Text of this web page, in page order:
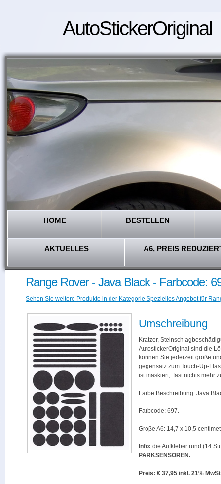
AutoStickerOriginal
HOME BESTELLEN
AKTUELLES A6, PREIS
Range Rover - Java Black - Farbcode:
Sehen Sie weitere Produkte in der Kategorie Spezielles Angebot für
Umschreibung
Kratzer,
AutostickerOriginal sind die
können Sie jederzeit große
gegensatz zum Touch-Up-
ist maskiert, fast nichts mehr
Farbe Beschreibung: Java
Farbcode: 697.
Groβe A6: 14,7 x 10,5
Info: die Aufkleber rund (14
PARKSENSOREN.
Preis: € 37,95 inkl. 21%